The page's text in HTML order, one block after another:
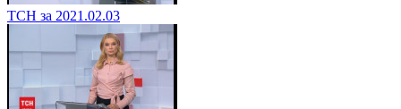
ТСН за 2021.02.03